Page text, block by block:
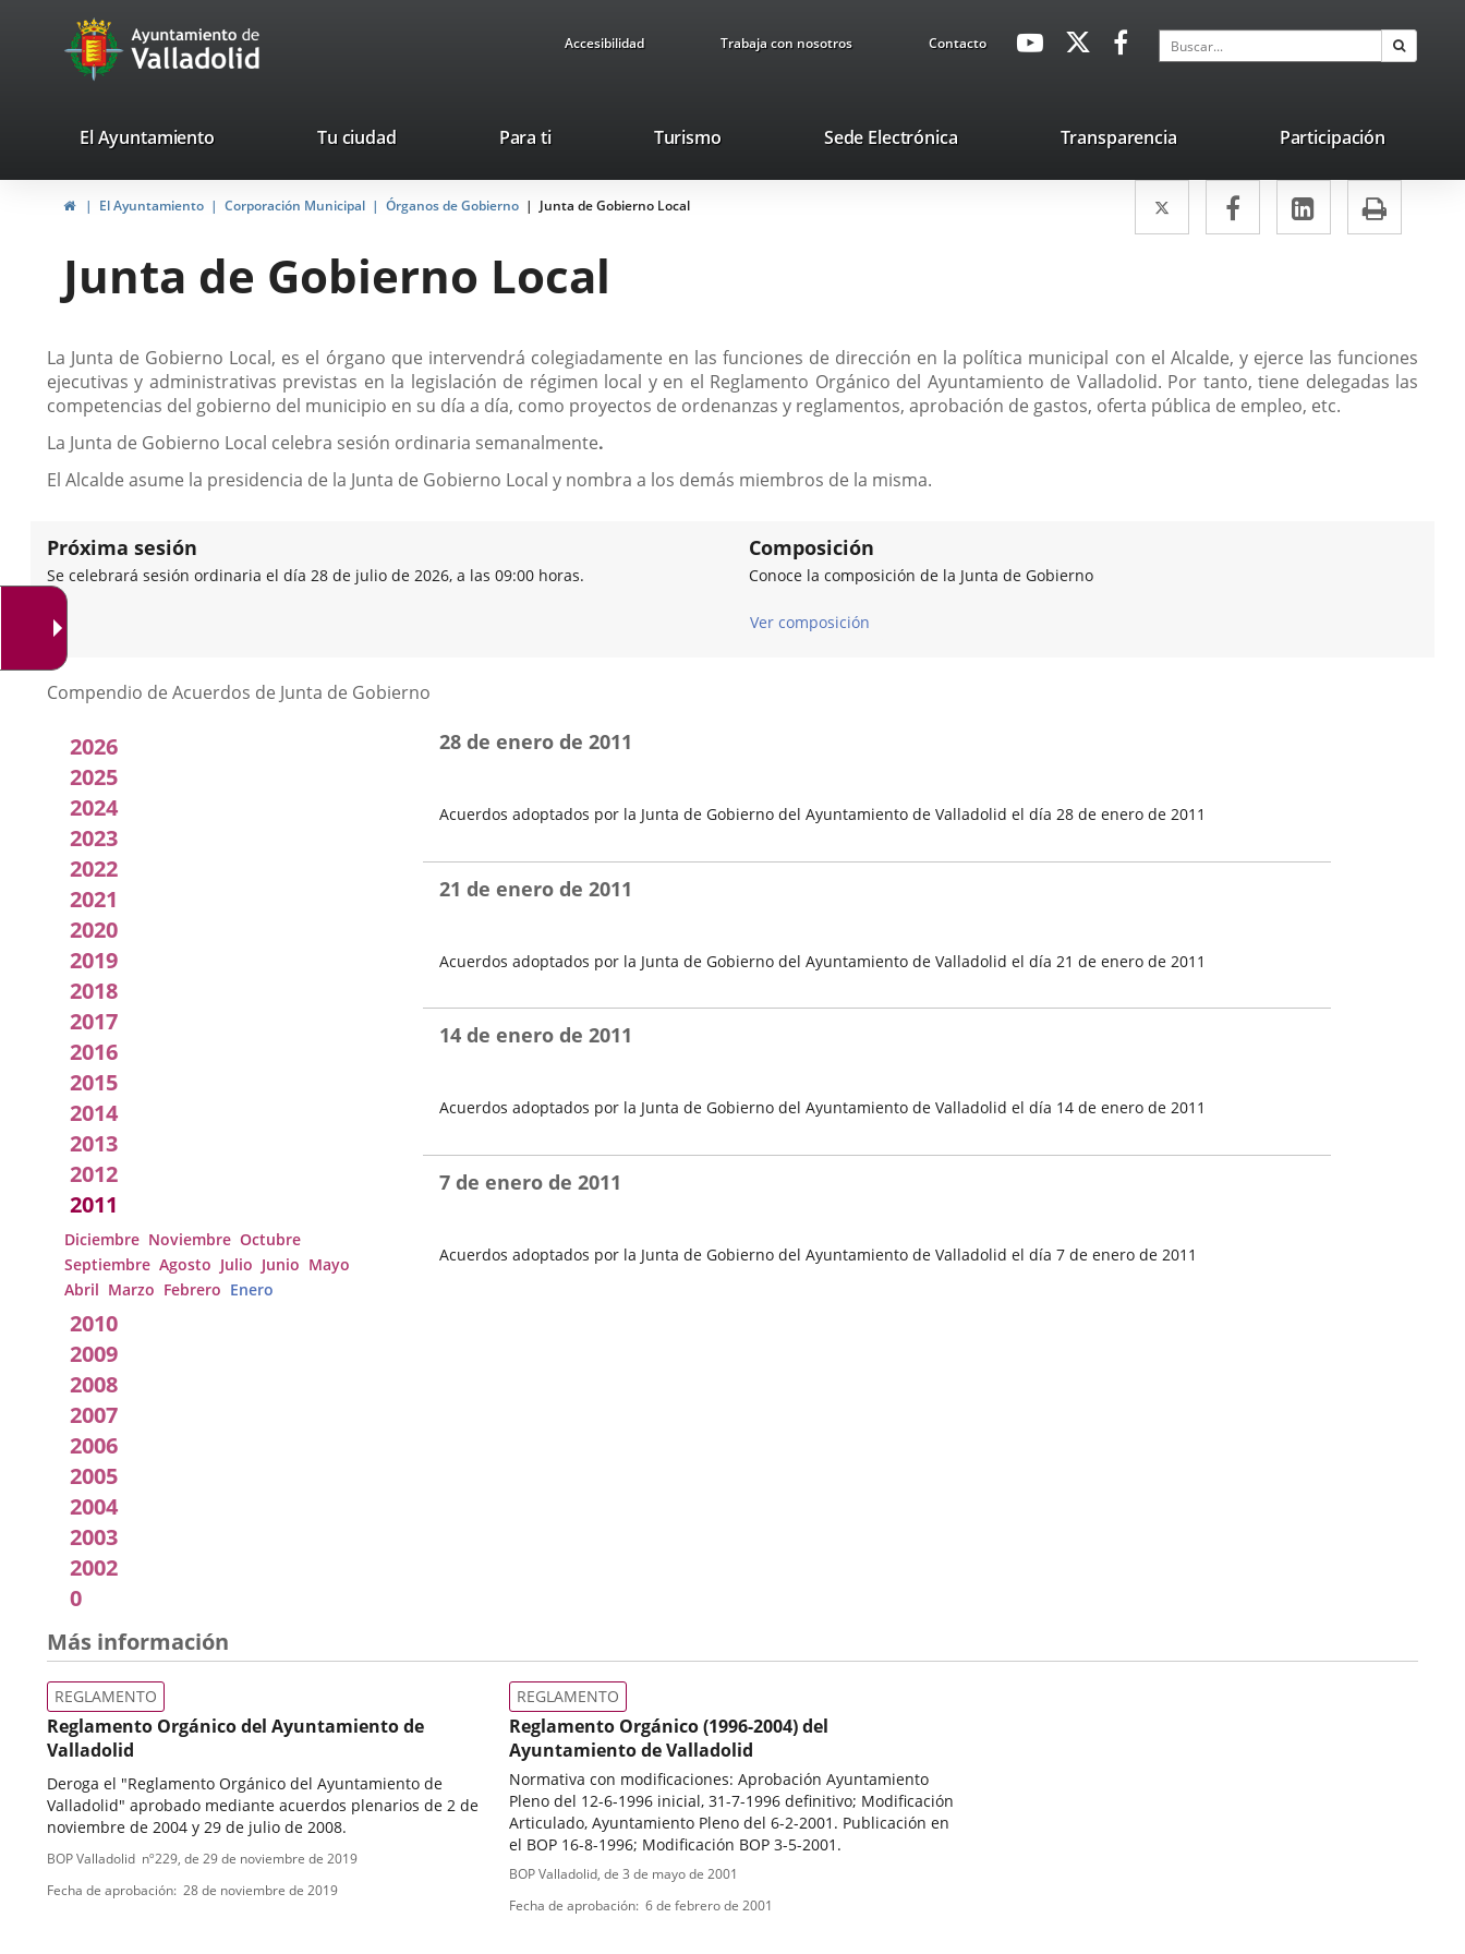
Portal
Web
Ayuntamiento
de
Accesibilidad Trabaja con nosotros ContactoavaHeaderSocial
Enlace
externa.
Enlace
aplicación
externa.
Enlace
aplicación
externa.
Buscar
valladolid.es
El Ayuntamiento Tu ciudad Para ti TurismoEste
se
Sede ElectrónicaEnlace
una
Transparencia Participación
InicioEl Ayuntamiento Corporación Municipal Órganos de Gobierno Junta de Gobierno Local Twitter
Enlace
a
externa.
Facebook
Enlace
a
externa.
LinkedIn
Enlace
a
externa.
Junta de Gobierno Local
Descripción
La Junta de Gobierno Local, es el órgano que intervendrá colegiadamente en las funciones de dirección en la política municipal con el Alcalde, y ejerce las funciones
ejecutivas y administrativas previstas en la legislación de régimen local y en el Reglamento Orgánico del Ayuntamiento de Valladolid. Por tanto, tiene delegadas las
competencias del gobierno del municipio en su día a día, como proyectos de ordenanzas y reglamentos, aprobación de gastos, oferta pública de empleo, etc.
La Junta de Gobierno Local celebra sesión ordinaria semanalmente.
El Alcalde asume la presidencia de la Junta de Gobierno Local y nombra a los demás miembros de la misma.
Próxima sesión
Se celebrará sesión ordinaria el día 28 de julio de 2026, a las 09:00 horas.
Composición
Conoce la composición de la Junta de Gobierno
Ver composición
Listado
de
Acuerdos
de
Junta
de
Gobierno
Local
Compendio de Acuerdos de Junta de Gobierno
2026
2025
2024
2023
2022
2021
2020
2019
2018
2017
2016
2015
2014
2013
2012
2011
Diciembre Noviembre Octubre
Septiembre Agosto Julio Junio Mayo
Abril Marzo Febrero Enero
2010
2009
2008
2007
2006
2005
2004
2003
2002
0
Acuerdos adoptados por la Junta de Gobierno del Ayuntamiento de Valladolid el día 28 de enero de 2011
del
Pleno
28 de enero de 2011
Acuerdos adoptados por la Junta de Gobierno del Ayuntamiento de Valladolid el día 21 de enero de 2011
del
Pleno
21 de enero de 2011
Acuerdos adoptados por la Junta de Gobierno del Ayuntamiento de Valladolid el día 14 de enero de 2011
del
Pleno
14 de enero de 2011
Acuerdos adoptados por la Junta de Gobierno del Ayuntamiento de Valladolid el día 7 de enero de 2011
7 de enero de 2011
Más información
Reglamento Orgánico del Ayuntamiento de
Valladolid
Deroga el "Reglamento Orgánico del Ayuntamiento de
Valladolid" aprobado mediante acuerdos plenarios de 2 de
noviembre de 2004 y 29 de julio de 2008.
Tipo
de
REGLAMENTO
Referencia
BOP Valladolid nº229, de 29 de noviembre de 2019
Fecha de aprobación 28 de noviembre de 2019
Reglamento Orgánico (1996-2004) del
Ayuntamiento de Valladolid
Normativa con modificaciones: Aprobación Ayuntamiento
Pleno del 12-6-1996 inicial, 31-7-1996 definitivo; Modificación
Articulado, Ayuntamiento Pleno del 6-2-2001. Publicación en
el BOP 16-8-1996; Modificación BOP 3-5-2001.
Tipo
de
REGLAMENTO
Referencia
BOP Valladolid, de 3 de mayo de 2001
Fecha de aprobación 6 de febrero de 2001